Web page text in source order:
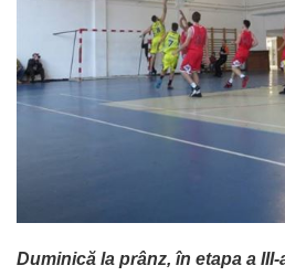
Duminică la prânz, în etapa a